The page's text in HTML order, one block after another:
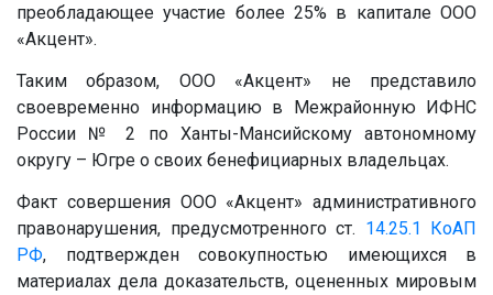
преобладающее участие более 25% в капитале ООО
«Акцент».
Таким образом, ООО «Акцент» не представило
своевременно информацию в Межрайонную ИФНС
России № 2 по Ханты-Мансийскому автономному
округу – Югре о своих бенефициарных владельцах.
Факт совершения ООО «Акцент» административного
правонарушения, предусмотренного ст. 14.25.1 КоАП
РФ, подтвержден совокупностью имеющихся в
материалах дела доказательств, оцененных мировым